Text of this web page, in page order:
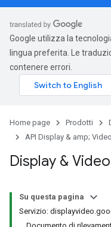
Google utilizza la
lingua preferita. Le
contenere errori.
Home page Prodotti
API Display & amp;
Display &
Su questa pagina
Servizio: